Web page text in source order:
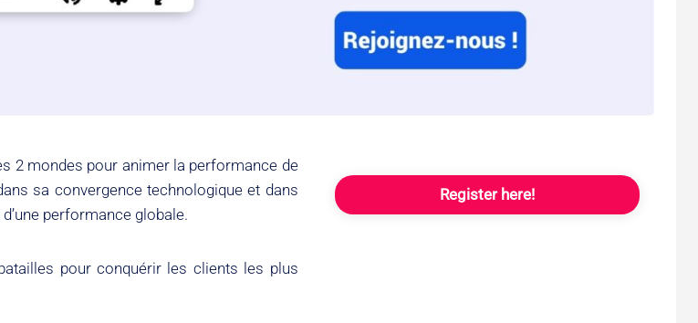
2 mondes pour animer la performance de
sa convergence technologique et dans
performance globale.
pour conquérir les clients les plus
Register here!